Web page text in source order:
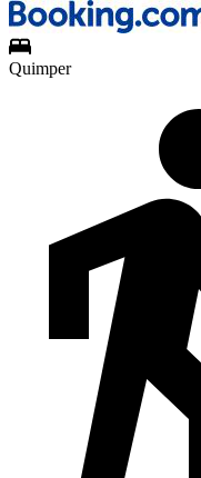
Quimper